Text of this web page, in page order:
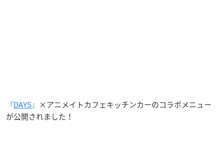
『DAYS』 ×アニメイトカフェキッチンカーのコラボメニュー
が公開されました！